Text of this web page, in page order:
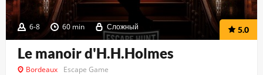
6-8 60 min Сложный 5.0
Le manoir d'H.H.Holmes
Bordeaux Escape Game